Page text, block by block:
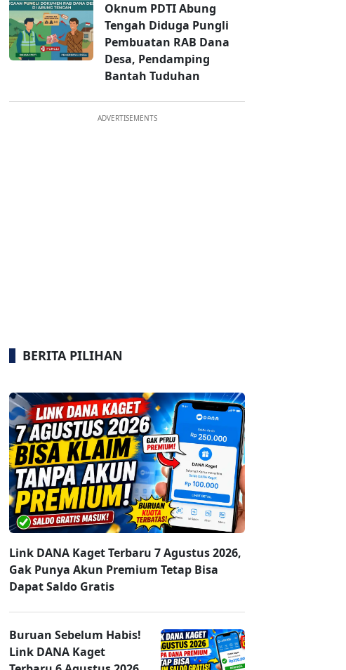
Oknum PDTI Abung
Tengah Diduga Pungli
Pembuatan RAB Dana
Desa, Pendamping
Bantah Tuduhan
ADVERTISEMENTS
BERITA PILIHAN
Link DANA Kaget Terbaru 7 Agustus 2026,
Gak Punya Akun Premium Tetap Bisa
Dapat Saldo Gratis
Buruan Sebelum Habis!
Link DANA Kaget